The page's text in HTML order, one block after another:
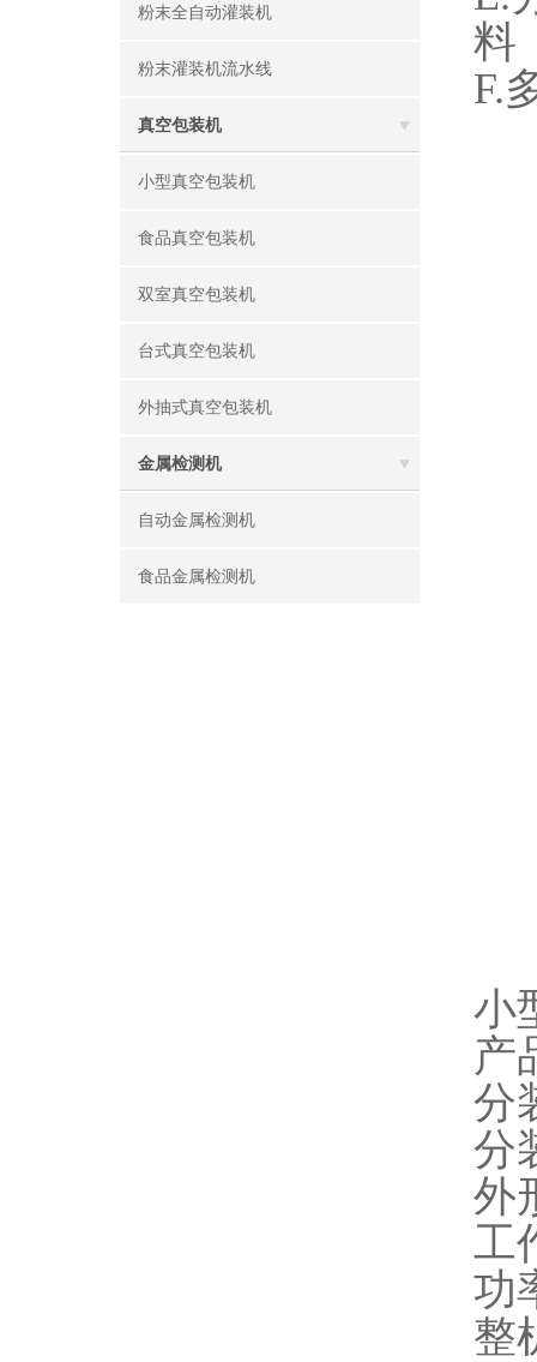
粉末全自动灌装机
粉末灌装机流水线
真空包装机
小型真空包装机
食品真空包装机
双室真空包装机
台式真空包装机
外抽式真空包装机
金属检测机
自动金属检测机
食品金属检测机
料
F.
小
产
分
分
外
工
功
整